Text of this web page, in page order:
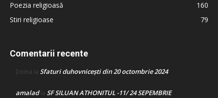
Poezia religioasă
160
Stiri religioase
79
Comentarii recente
Doina la Sfaturi duhovnicești din 20 octombrie 2024
amaladla SF SILUAN ATHONITUL -11/ 24 SEPEMBRIE